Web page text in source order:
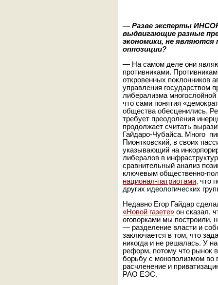
— Разве эксперты
выдвигающие разные
экономики, не
оппозиции?
— На самом деле они
противниками.
откровенных поклонников
управления государством
либерализма
что сами понятия
общества обесценились.
требует преодоления
продолжает считать
Гайдаро-Чубайса. Много
Пионтковский, в своих
указывающий на
либералов в
сравнительный анализ
ключевым общественно-
национал-патриотами, что
других идеологических
Недавно Егор Гайдар
«Новой газете» он сказал,
оговорками мы построили,
— разделение власти и
заключается в том, что
никогда и не решалась. У
реформ, потому что рынок
борьбу с монополизмом во
расчленение и
РАО ЕЭС.